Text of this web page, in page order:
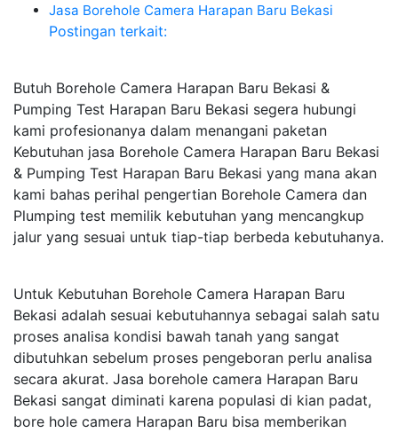
Jasa Borehole Camera Harapan Baru Bekasi
Postingan terkait:
Butuh Borehole Camera Harapan Baru Bekasi &
Pumping Test Harapan Baru Bekasi segera hubungi
kami profesionanya dalam menangani paketan
Kebutuhan jasa Borehole Camera Harapan Baru Bekasi
& Pumping Test Harapan Baru Bekasi yang mana akan
kami bahas perihal pengertian Borehole Camera dan
Plumping test memilik kebutuhan yang mencangkup
jalur yang sesuai untuk tiap-tiap berbeda kebutuhanya.
Untuk Kebutuhan Borehole Camera Harapan Baru
Bekasi adalah sesuai kebutuhannya sebagai salah satu
proses analisa kondisi bawah tanah yang sangat
dibutuhkan sebelum proses pengeboran perlu analisa
secara akurat. Jasa borehole camera Harapan Baru
Bekasi sangat diminati karena populasi di kian padat,
bore hole camera Harapan Baru bisa memberikan